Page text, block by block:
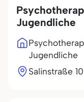
Jugendliche
Jugendliche
Salinstraße